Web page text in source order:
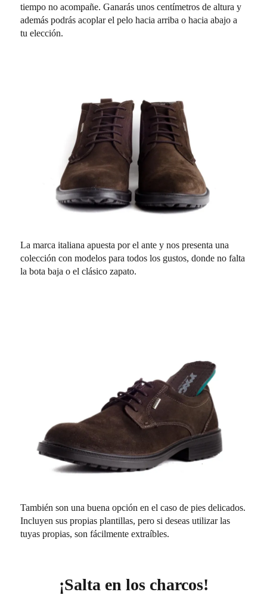
tiempo no acompañe. Ganarás unos centímetros de altura y
además podrás acoplar el pelo hacia arriba o hacia abajo a
tu elección.
La marca italiana apuesta por el ante y nos presenta una
colección con modelos para todos los gustos, donde no falta
la bota baja o el clásico zapato.
También son una buena opción en el caso de pies delicados.
Incluyen sus propias plantillas, pero si deseas utilizar las
tuyas propias, son fácilmente extraíbles.
¡Salta en los charcos!